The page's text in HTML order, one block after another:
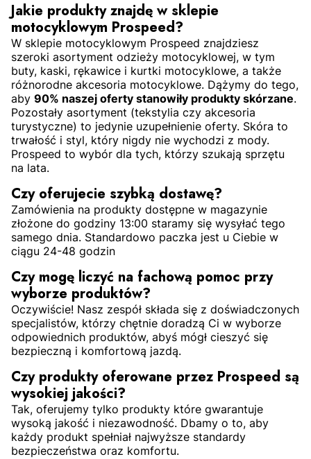
Jakie produkty znajdę w sklepie
motocyklowym Prospeed?
W sklepie motocyklowym Prospeed znajdziesz
szeroki asortyment odzieży motocyklowej, w tym
buty, kaski, rękawice i kurtki motocyklowe, a także
różnorodne akcesoria motocyklowe. Dążymy do tego,
aby 90% naszej oferty stanowiły produkty skórzane.
Pozostały asortyment (tekstylia czy akcesoria
turystyczne) to jedynie uzupełnienie oferty. Skóra to
trwałość i styl, który nigdy nie wychodzi z mody.
Prospeed to wybór dla tych, którzy szukają sprzętu
na lata.
Czy oferujecie szybką dostawę?
Zamówienia na produkty dostępne w magazynie
złożone do godziny 13:00 staramy się wysyłać tego
samego dnia. Standardowo paczka jest u Ciebie w
ciągu 24-48 godzin
Czy mogę liczyć na fachową pomoc przy
wyborze produktów?
Oczywiście! Nasz zespół składa się z doświadczonych
specjalistów, którzy chętnie doradzą Ci w wyborze
odpowiednich produktów, abyś mógł cieszyć się
bezpieczną i komfortową jazdą.
Czy produkty oferowane przez Prospeed są
wysokiej jakości?
Tak, oferujemy tylko produkty które gwarantuje
wysoką jakość i niezawodność. Dbamy o to, aby
każdy produkt spełniał najwyższe standardy
bezpieczeństwa oraz komfortu.